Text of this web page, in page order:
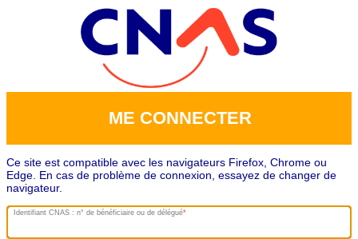
ME CONNECTER
Ce site est compatible avec les navigateurs Firefox, Chrome ou
Edge. En cas de problème de connexion, essayez de changer de
navigateur.
Identifiant CNAS : n° de bénéficiaire ou de délégué